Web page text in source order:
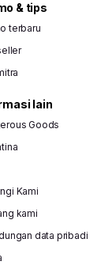
& tips
terbaru
lain
Goods
Kami
kami
data pribadi